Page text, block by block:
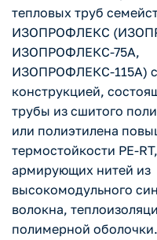
тепловых труб
ИЗОПРОФЛЕКС
ИЗОПРОФЛЕКС-75А,
ИЗОПРОФЛЕКС-115А)
конструкцией,
трубы из сшитого
или полиэтилена
термостойкости PE-
армирующих нитей из
высокомодульного
волокна,
полимерной